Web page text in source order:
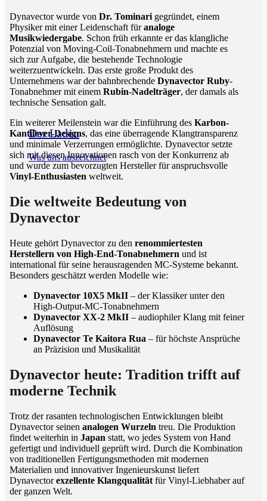
Der Laden
Was uns auszeichnet
Dynavector wurde von Dr. Tominari gegründet, einem
Physiker mit einer Leidenschaft füranaloge
Musikwiedergabe. Schon früh erkannte er das klangliche
Potenzial von Moving-Coil-Tonabnehmern und machte es
sich zur Aufgabe, die bestehende Technologie
weiterzuentwickeln. Das erste große Produkt des
Unternehmens war der bahnbrechende Dynavector Ruby-
Tonabnehmer mit einem Rubin-Nadelträger, der damals als
technische Sensation galt.
Ein weiterer Meilenstein war die Einführung des Karbon-
Kantilever-Designs, das eine überragende Klangtransparenz
und minimale Verzerrungen ermöglichte. Dynavector setzte
sich mit diesen Innovationen rasch von der Konkurrenz ab
und wurde zum bevorzugten Hersteller für anspruchsvolle
Vinyl-Enthusiasten weltweit.
Die weltweite Bedeutung von
Dynavector
Heute gehört Dynavector zu den renommiertesten
Herstellern von High-End-Tonabnehmern und ist
international für seine herausragenden MC-Systeme bekannt.
Besonders geschätzt werden Modelle wie:
Dynavector 10X5 MkII – der Klassiker unter den
High-Output-MC-Tonabnehmern
Dynavector XX-2 MkII – audiophiler Klang mit feiner
Auflösung
Dynavector Te Kaitora Rua – für höchste Ansprüche
an Präzision und Musikalität
Dynavector heute: Tradition trifft auf
moderne Technik
Trotz der rasanten technologischen Entwicklungen bleibt
Dynavector seinen analogen Wurzeln treu. Die Produktion
findet weiterhin in Japan statt, wo jedes System von Hand
gefertigt und individuell geprüft wird. Durch die Kombination
von traditionellen Fertigungsmethoden mit modernen
Materialien und innovativer Ingenieurskunst liefert
Dynavectorexzellente Klangqualität für Vinyl-Liebhaber auf
der ganzen Welt.